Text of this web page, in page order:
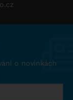
o novinkách